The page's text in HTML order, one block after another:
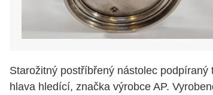
Starožitný postříbřený nástolec
hlava hledící, značka výrobce AP.